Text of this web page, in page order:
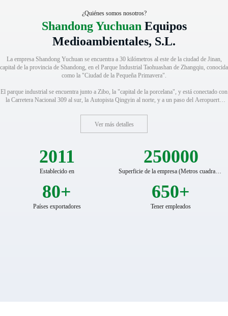
¿Quiénes somos nosotros?
Shandong Yuchuan Equipos
Medioambientales, S.L.
La empresa Shandong Yuchuan se encuentra a 30 kilómetros al este de la ciudad de Jinan,
capital de la provincia de Shandong, en el Parque Industrial Taohuashan de Zhangqiu, conocida
como la "Ciudad de la Pequeña Primavera".
El parque industrial se encuentra junto a Zibo, la "capital de la porcelana", y está conectado con
la Carretera Nacional 309 al sur, la Autopista Qingyin al norte, y a un paso del Aeropuerto
transporte conveniente, sino que también impulsa constantemente el desarrollo de la empresa
gracias a su profundo legado cultural.
Ver más detalles
2011
Establecido en
250000
Superficie de la empresa (Metros cuadrados)
80+
Países exportadores
650+
Tener empleados